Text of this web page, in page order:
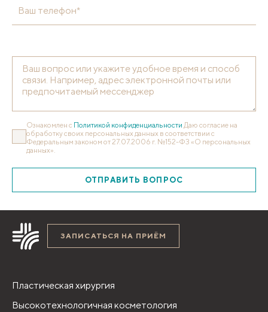
Ваш телефон*
Ознакомлен с Политикой конфиденциальности Даю согласие на
обработку своих персональных данных в соответствии с
Федеральным законом от 27.07.2006 г. №152-ФЗ «О персональных
данных».
ОТПРАВИТЬ ВОПРОС
ЗАПИСАТЬСЯ НА ПРИЁМ
Пластическая хирургия
Высокотехнологичная косметология